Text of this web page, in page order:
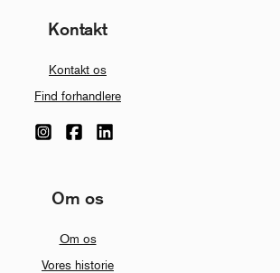
Kontakt
Kontakt os
Find forhandlere
Om os
Om os
Vores historie